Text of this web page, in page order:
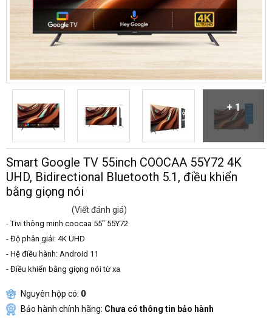
+ 1
Smart Google TV 55inch COOCAA 55Y72 4K
UHD, Bidirectional Bluetooth 5.1, điều khiển
bằng giọng nói
(Viết đánh giá)
- Tivi thông minh coocaa 55" 55Y72
- Độ phân giải: 4K UHD
- Hệ điều hành: Android 11
- Điều khiển bằng giọng nói từ xa
Nguyên hộp có: 0
Bảo hành chính hãng: Chưa có thông tin bảo hành